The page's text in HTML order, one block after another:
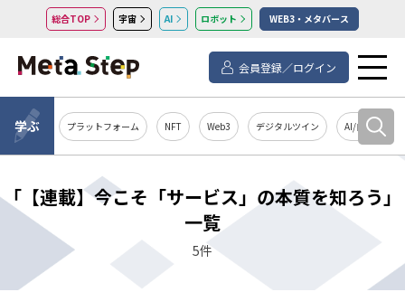
総合TOP 宇宙 AI ロボット WEB3・メタバース
会員登録／ログイン
学ぶ プラットフォーム NFT Web3 デジタルツイン AI/自然言語処
「【連載】今こそ「サービス」の本質を知ろう」
一覧
5件